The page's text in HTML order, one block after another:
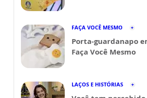
FAÇA VOCÊ MESMO
Porta-guardanapo
Faça Você Mesmo
LAÇOS E HISTÓRIAS